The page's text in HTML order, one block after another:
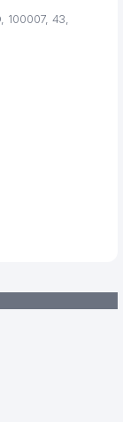
100007, 43,